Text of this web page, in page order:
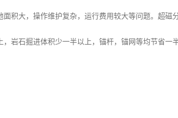
积大，操作维护复杂，运行费用较大等问题。超磁
岩石掘进体积少一半以上，锚杆，锚网等均节省一